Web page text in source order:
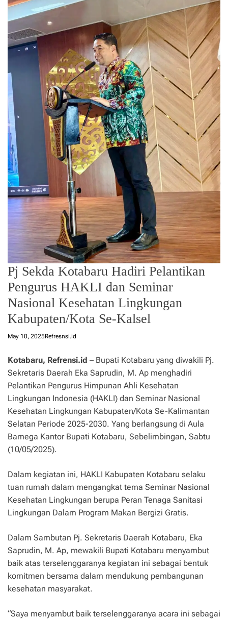
Pj Sekda Kotabaru Hadiri Pelantikan
Pengurus HAKLI dan Seminar
Nasional Kesehatan Lingkungan
Kabupaten/Kota Se-Kalsel
May 10, 2025Refresnsi.id
Kotabaru, Refrensi.id – Bupati Kotabaru yang diwakili Pj.
Sekretaris Daerah Eka Saprudin, M. Ap menghadiri
Pelantikan Pengurus Himpunan Ahli Kesehatan
Lingkungan Indonesia (HAKLI) dan Seminar Nasional
Kesehatan Lingkungan Kabupaten/Kota Se-Kalimantan
Selatan Periode 2025-2030. Yang berlangsung di Aula
Bamega Kantor Bupati Kotabaru, Sebelimbingan, Sabtu
(10/05/2025).
Dalam kegiatan ini, HAKLI Kabupaten Kotabaru selaku
tuan rumah dalam mengangkat tema Seminar Nasional
Kesehatan Lingkungan berupa Peran Tenaga Sanitasi
Lingkungan Dalam Program Makan Bergizi Gratis.
Dalam Sambutan Pj. Sekretaris Daerah Kotabaru, Eka
Saprudin, M. Ap, mewakili Bupati Kotabaru menyambut
baik atas terselenggaranya kegiatan ini sebagai bentuk
komitmen bersama dalam mendukung pembangunan
kesehatan masyarakat.
“Saya menyambut baik terselenggaranya acara ini sebagai